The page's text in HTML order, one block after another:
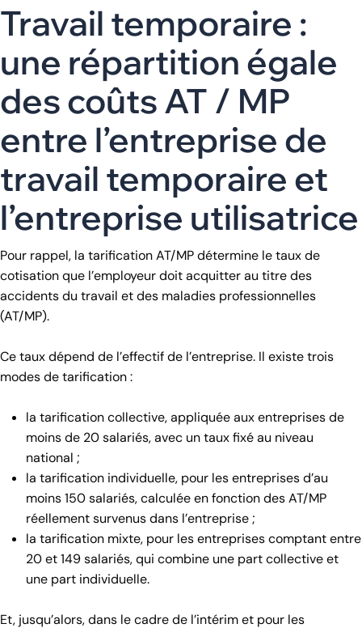
Travail temporaire :
une répartition égale
des coûts AT / MP
entre l’entreprise de
travail temporaire et
l’entreprise utilisatrice
Pour rappel, la tarification AT/MP détermine le taux de
cotisation que l’employeur doit acquitter au titre des
accidents du travail et des maladies professionnelles
(AT/MP).
Ce taux dépend de l’effectif de l’entreprise. Il existe trois
modes de tarification :
la tarification collective, appliquée aux entreprises de
moins de 20 salariés, avec un taux fixé au niveau
national ;
la tarification individuelle, pour les entreprises d’au
moins 150 salariés, calculée en fonction des AT/MP
réellement survenus dans l’entreprise ;
la tarification mixte, pour les entreprises comptant entre
20 et 149 salariés, qui combine une part collective et
une part individuelle.
Et, jusqu’alors, dans le cadre de l’intérim et pour les